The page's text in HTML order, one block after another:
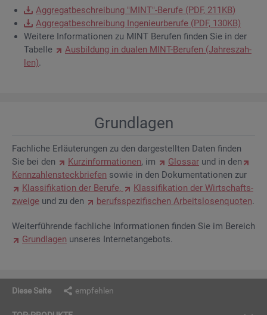
Ag­gre­gat­be­schrei­bung "MINT"-Be­ru­fe (PDF, 211KB)
Ag­gre­gat­be­schrei­bung In­ge­nieur­be­ru­fe (PDF, 130KB)
Wei­te­re In­for­ma­tio­nen zu MINT Be­ru­fen fin­den Sie in der
Ta­bel­le
Aus­bil­dung in dua­len MINT-Be­ru­fen (Jah­res­zah­
len).
Grund­la­gen
Fach­li­che Er­läu­te­run­gen zu den dar­ge­stell­ten Daten fin­den
Sie bei den
Kurz­in­for­ma­tio­nen, im Glos­sar und in den
Kenn­zah­len­steck­brie­fen sowie in den Do­ku­men­ta­tio­nen zur
Klas­si­fi­ka­ti­on der Be­ru­fe,
Klas­si­fi­ka­ti­on der Wirt­schafts­
zwei­ge und zu den be­rufs­spe­zi­fi­schen Ar­beits­lo­sen­quo­ten.
Wei­ter­füh­ren­de fach­li­che In­for­ma­tio­nen fin­den Sie im Be­reich
Grund­la­gen un­se­res In­ter­net­an­ge­bots.
Diese Seite empfehlen